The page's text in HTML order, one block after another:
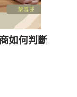
如何判斷